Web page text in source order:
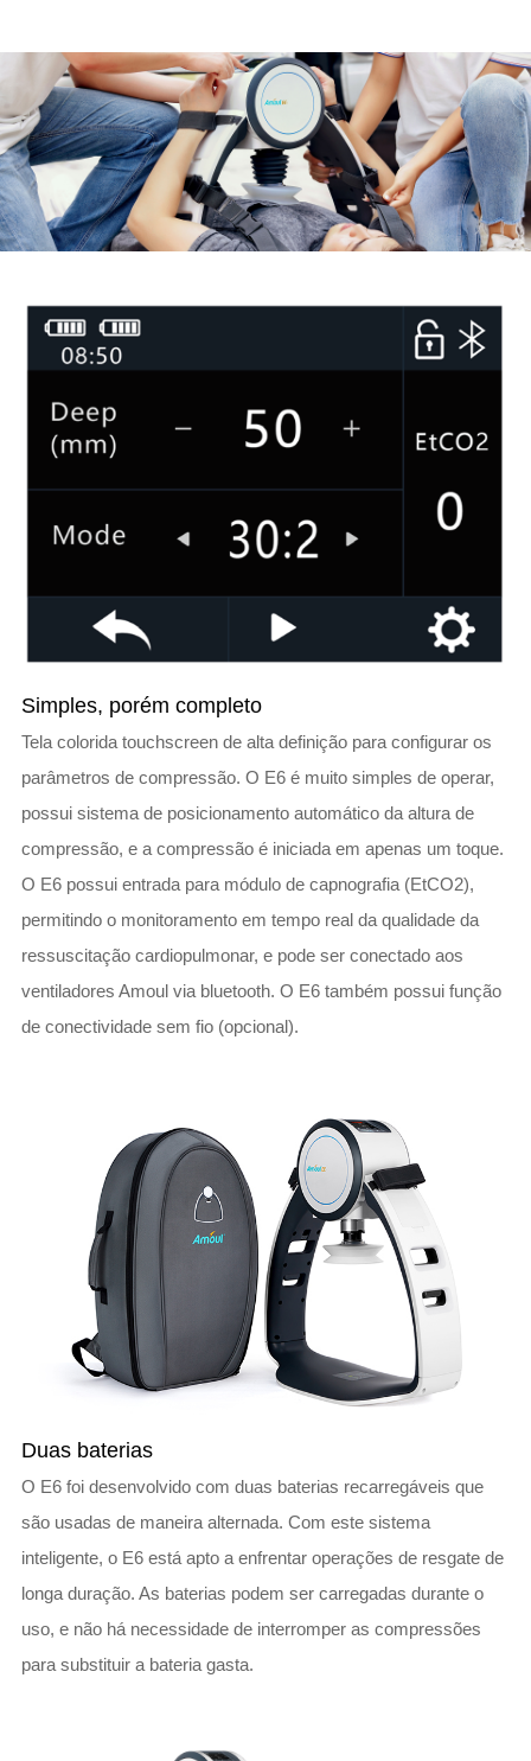
Simples, porém completo
Tela colorida touchscreen de alta definição para configurar os
parâmetros de compressão. O E6 é muito simples de operar,
possui sistema de posicionamento automático da altura de
compressão, e a compressão é iniciada em apenas um toque.
O E6 possui entrada para módulo de capnografia (EtCO2),
permitindo o monitoramento em tempo real da qualidade da
ressuscitação cardiopulmonar, e pode ser conectado aos
ventiladores Amoul via bluetooth. O E6 também possui função
de conectividade sem fio (opcional).
Duas baterias
O E6 foi desenvolvido com duas baterias recarregáveis que
são usadas de maneira alternada. Com este sistema
inteligente, o E6 está apto a enfrentar operações de resgate de
longa duração. As baterias podem ser carregadas durante o
uso, e não há necessidade de interromper as compressões
para substituir a bateria gasta.